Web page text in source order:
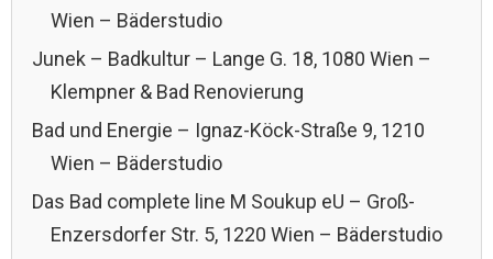
Wien – Bäderstudio
Junek – Badkultur – Lange G. 18, 1080 Wien –
Klempner & Bad Renovierung
Bad und Energie – Ignaz-Köck-Straße 9, 1210
Wien – Bäderstudio
Das Bad complete line M Soukup eU – Groß-
Enzersdorfer Str. 5, 1220 Wien – Bäderstudio